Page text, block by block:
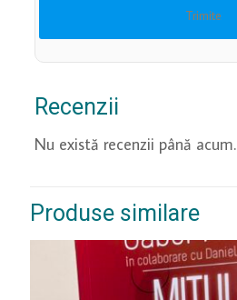
Recenzii
Nu există recenzii până acum.
Produse similare